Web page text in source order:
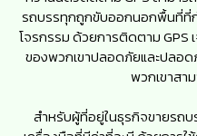
รถบรรทุกถูกขับออกนอกพื้นที่
โจรกรรม ด้วยการติดตาม GPS
ของพวกเขาปลอดภัยและปลอด
พวกเขาสา
สำหรับผู้ที่อยู่ในธุรกิจขายรถบ